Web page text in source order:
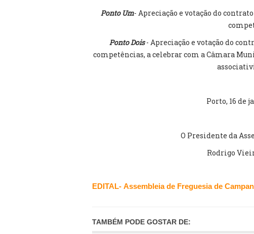
Ponto Um- Apreciação e votação do
Ponto Dois- Apreciação e votação do
competências, a celebrar com a Câmara
Porto, 16 de
O Presidente da
Rodrigo
EDITAL- Assembleia de Freguesia de
TAMBÉM PODE GOSTAR DE: